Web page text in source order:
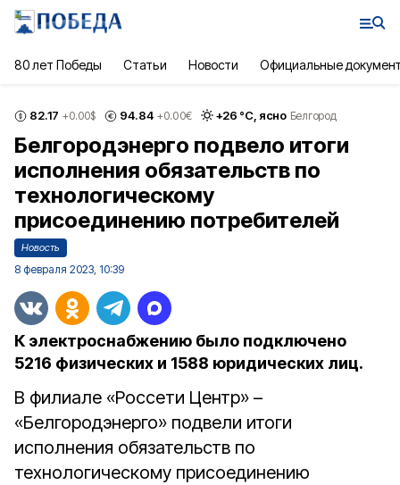
80 лет Победы Статьи Новости Официальные
82.17 +0.00$ 94.84 +0.00€ +26 °С, ясно Белгород
Белгородэнерго подвело итоги
исполнения обязательств по
технологическому
присоединению потребителей
Новость
8 февраля 2023, 10:39
К электроснабжению было подключено
5216 физических и 1588 юридических лиц.
В филиале «Россети Центр» –
«Белгородэнерго» подвели итоги
исполнения обязательств по
технологическому присоединению